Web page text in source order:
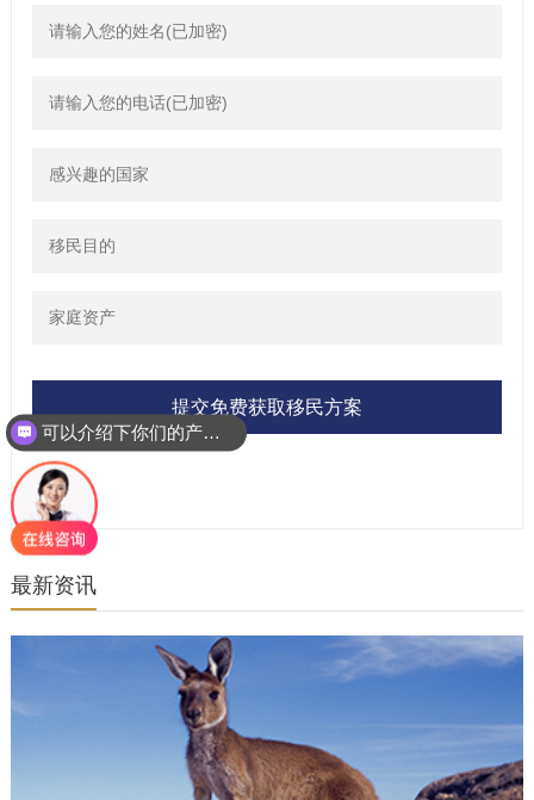
提交免费获取移民方案
最新资讯
可以介绍下你们的产品么？